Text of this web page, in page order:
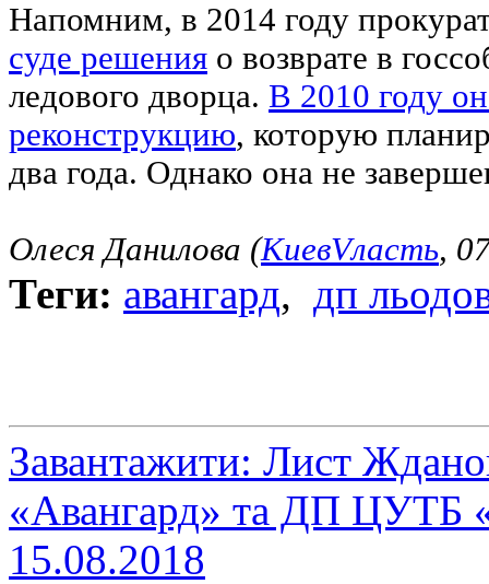
Напомним, в 2014 году
суде решения о возврате в
ледового дворца. В 2010 году
реконструкцию, которую
два года. Однако она не
Олеся Данилова (KиевVласть,
Теги: авангард, дп
Завантажити: Лист
«Авангард» та ДП ЦУТБ
15.08.2018